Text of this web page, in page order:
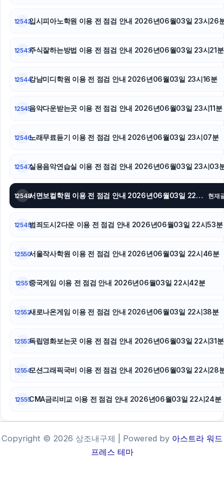
동작구하수구막힘
서초하수구막힘
12542입시피아노학원 이용 전 점검 안내 2026년06월03일 23시26
12543주식잘하는방법 이용 전 점검 안내 2026년06월03일 23시21분
12544강남미디학원 이용 전 점검 안내 2026년06월03일 23시16분
12545음악다운받는곳 이용 전 점검 안내 2026년06월03일 23시11분
12546노래무료듣기 이용 전 점검 안내 2026년06월03일 23시07분
12547실용음악연습실 이용 전 점검 안내 2026년06월03일 23시03
12548 서면보컬학원 이용 전 점검 안내 2026년06월03일 22시56분 현재
12549범죄도시2다운 이용 전 점검 안내 2026년06월03일 22시53분
12550서울작사학원 이용 전 점검 안내 2026년06월03일 22시46분
12551중국게임 이용 전 점검 안내 2026년06월03일 22시42분
12552새로나온게임 이용 전 점검 안내 2026년06월03일 22시38분
12553독립영화보는곳 이용 전 점검 안내 2026년06월03일 22시31분
12554모션그래픽국비 이용 전 점검 안내 2026년06월03일 22시28
12555CMA금리비교 이용 전 점검 안내 2026년06월03일 22시24분
Copyright © 2026 상조내구제 | Powered by 아스트라 워드
프레스 테마